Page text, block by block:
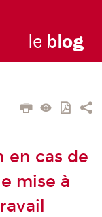
le blog
en cas de
mise à